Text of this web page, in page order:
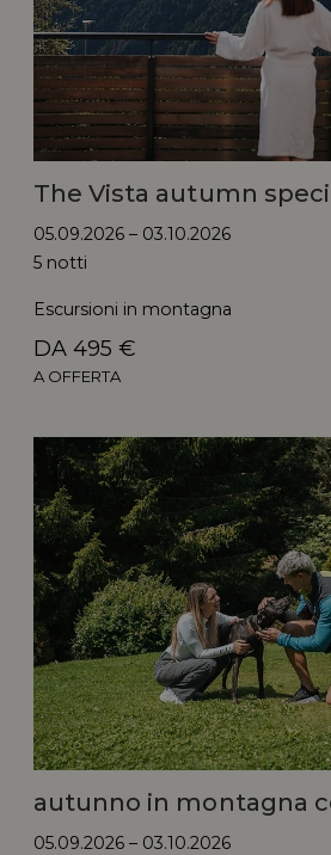
The Vista autumn
05.09.2026 – 03.10.2026
5 notti
Escursioni in montagna
DA 495 €
A OFFERTA
autunno in montagna
05.09.2026 – 03.10.2026